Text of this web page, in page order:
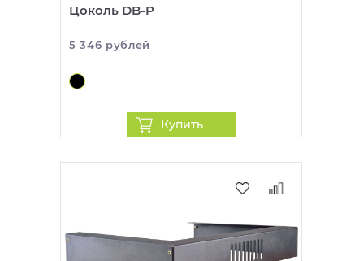
Цоколь DB-P
5 346 рублей
Купить